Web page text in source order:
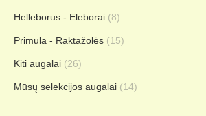
Helleborus - Eleborai (8)
Primula - Raktažolės (15)
Kiti augalai (26)
Mūsų selekcijos augalai (14)